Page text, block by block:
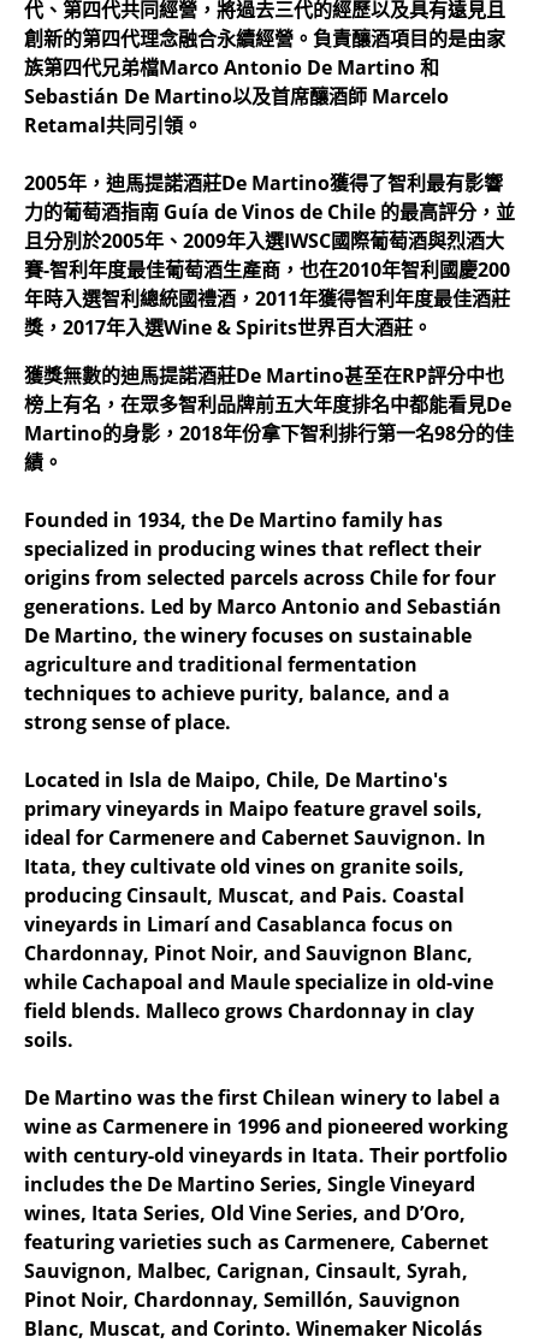
代、第四代共同經營，將過去三代的經歷以及具有遠見且
創新的第四代理念融合永續經營。負責釀酒項目的是由家
族第四代兄弟檔Marco Antonio De Martino 和
Sebastián De Martino以及首席釀酒師 Marcelo
Retamal共同引領。
2005年，迪馬提諾酒莊De Martino獲得了智利最有影響
力的葡萄酒指南 Guía de Vinos de Chile 的最高評分，並
且分別於2005年、2009年入選IWSC國際葡萄酒與烈酒大
賽-智利年度最佳葡萄酒生產商，也在2010年智利國慶200
年時入選智利總統國禮酒，2011年獲得智利年度最佳酒莊
獎，2017年入選Wine & Spirits世界百大酒莊。
獲獎無數的迪馬提諾酒莊De Martino甚至在RP評分中也
榜上有名，在眾多智利品牌前五大年度排名中都能看見De
Martino的身影，2018年份拿下智利排行第一名98分的佳
績。
Founded in 1934, the De Martino family has
specialized in producing wines that reflect their
origins from selected parcels across Chile for four
generations. Led by Marco Antonio and Sebastián
De Martino, the winery focuses on sustainable
agriculture and traditional fermentation
techniques to achieve purity, balance, and a
strong sense of place.
Located in Isla de Maipo, Chile, De Martino's
primary vineyards in Maipo feature gravel soils,
ideal for Carmenere and Cabernet Sauvignon. In
Itata, they cultivate old vines on granite soils,
producing Cinsault, Muscat, and Pais. Coastal
vineyards in Limarí and Casablanca focus on
Chardonnay, Pinot Noir, and Sauvignon Blanc,
while Cachapoal and Maule specialize in old-vine
field blends. Malleco grows Chardonnay in clay
soils.
De Martino was the first Chilean winery to label a
wine as Carmenere in 1996 and pioneered working
with century-old vineyards in Itata. Their portfolio
includes the De Martino Series, Single Vineyard
wines, Itata Series, Old Vine Series, and D’Oro,
featuring varieties such as Carmenere, Cabernet
Sauvignon, Malbec, Carignan, Cinsault, Syrah,
Pinot Noir, Chardonnay, Semillón, Sauvignon
Blanc, Muscat, and Corinto. Winemaker Nicolás